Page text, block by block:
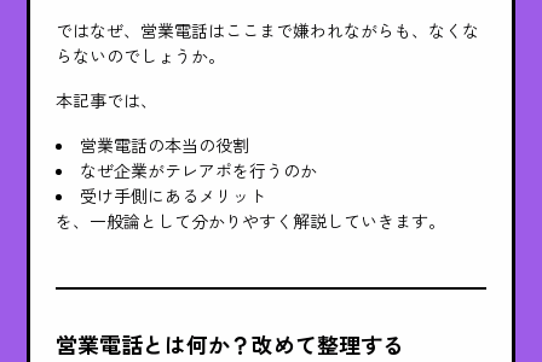
ではなぜ、営業電話はここまで嫌われながらも、なくな
らないのでしょうか。
本記事では、
営業電話の本当の役割
なぜ企業がテレアポを行うのか
受け手側にあるメリット
を、一般論として分かりやすく解説していきます。
営業電話とは何か？改めて整理する